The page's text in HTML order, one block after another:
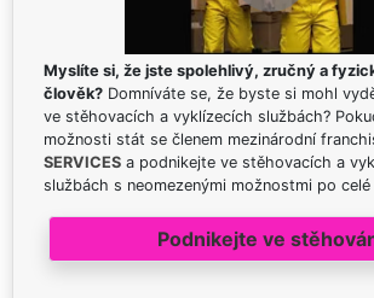
Myslíte si, že jste spolehlivý, zručný a
člověk? Domníváte se, že byste si mohl
ve stěhovacích a vyklízecích službách?
možnosti stát se členem mezinárodní
SERVICES a podnikejte ve stěhovacích a
službách s neomezenými možnostmi po
Podnikejte ve